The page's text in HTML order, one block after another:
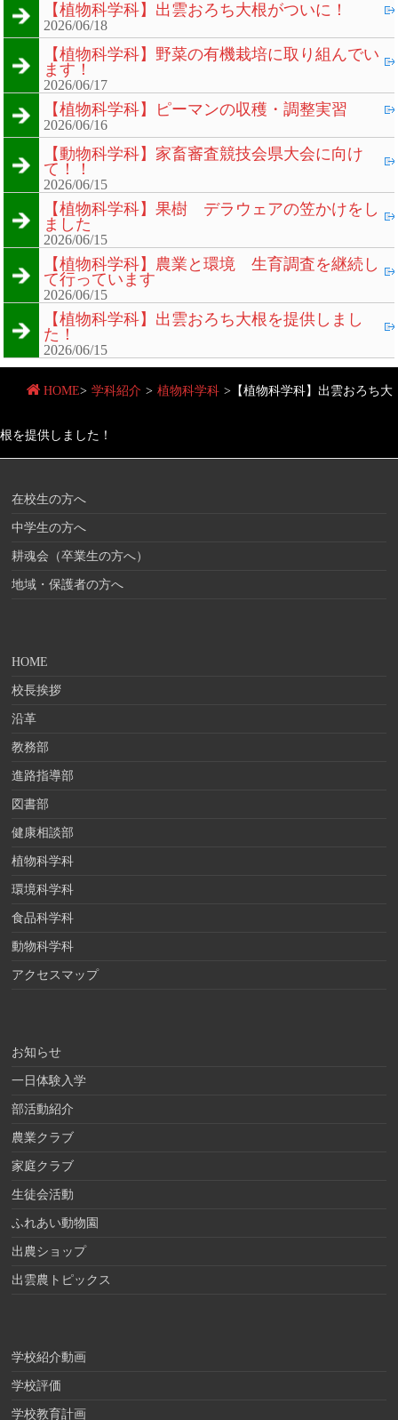
【植物科学科】出雲おろち大根がついに！
2026/06/18
【植物科学科】野菜の有機栽培に取り組んでい
ます！
2026/06/17
【植物科学科】ピーマンの収穫・調整実習
2026/06/16
【動物科学科】家畜審査競技会県大会に向け
て！！
2026/06/15
【植物科学科】果樹 デラウェアの笠かけをし
ました
2026/06/15
【植物科学科】農業と環境 生育調査を継続し
て行っています
2026/06/15
【植物科学科】出雲おろち大根を提供しまし
た！
2026/06/15
HOME> 学科紹介 > 植物科学科 > 【植物科学科】出雲おろち大
根を提供しました！
在校生の方へ
中学生の方へ
耕魂会（卒業生の方へ）
地域・保護者の方へ
HOME
校長挨拶
沿革
教務部
進路指導部
図書部
健康相談部
植物科学科
環境科学科
食品科学科
動物科学科
アクセスマップ
お知らせ
一日体験入学
部活動紹介
農業クラブ
家庭クラブ
生徒会活動
ふれあい動物園
出農ショップ
出雲農トピックス
学校紹介動画
学校評価
学校教育計画